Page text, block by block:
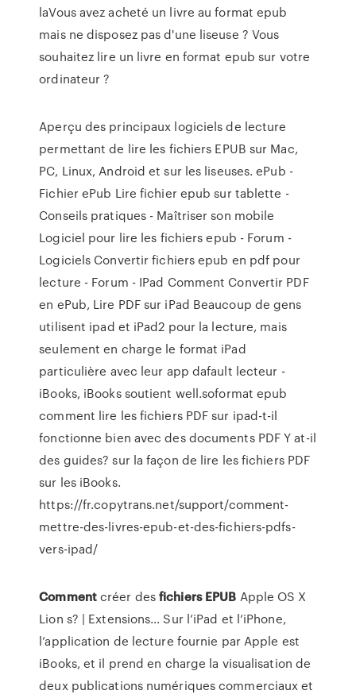
laVous avez acheté un livre au format epub
mais ne disposez pas d'une liseuse ? Vous
souhaitez lire un livre en format epub sur votre
ordinateur ?
Aperçu des principaux logiciels de lecture
permettant de lire les fichiers EPUB sur Mac,
PC, Linux, Android et sur les liseuses. ePub -
Fichier ePub Lire fichier epub sur tablette -
Conseils pratiques - Maîtriser son mobile
Logiciel pour lire les fichiers epub - Forum -
Logiciels Convertir fichiers epub en pdf pour
lecture - Forum - IPad Comment Convertir PDF
en ePub, Lire PDF sur iPad Beaucoup de gens
utilisent ipad et iPad2 pour la lecture, mais
seulement en charge le format iPad
particulière avec leur app dafault lecteur -
iBooks, iBooks soutient well.soformat epub
comment lire les fichiers PDF sur ipad-t-il
fonctionne bien avec des documents PDF Y at-il
des guides? sur la façon de lire les fichiers PDF
sur les iBooks.
https://fr.copytrans.net/support/comment-
mettre-des-livres-epub-et-des-fichiers-pdfs-
vers-ipad/
Commentcréer desfichiers EPUB Apple OS X
Lion s? | Extensions… Sur l’iPad et l’iPhone,
l’application de lecture fournie par Apple est
iBooks, et il prend en charge la visualisation de
deux publications numériques commerciaux et